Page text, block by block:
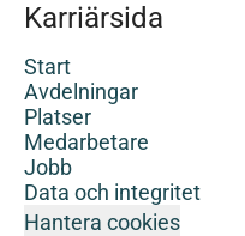
Karriärsida
Start
Avdelningar
Platser
Medarbetare
Jobb
Data och integritet
Hantera cookies